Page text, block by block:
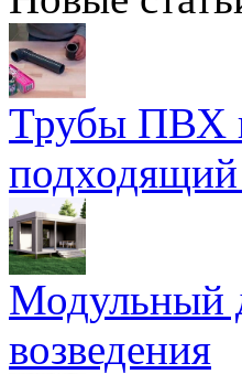
Трубы ПВХ
подходящий
Модульный
возведения